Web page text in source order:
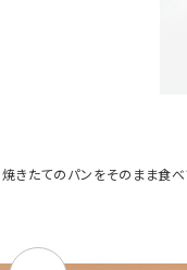
きたてのパンをそのまま食